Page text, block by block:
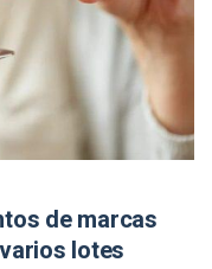
de marcas
lotes